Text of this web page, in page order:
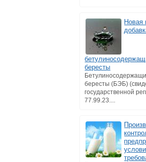
Новая
бересты
бересты (БЭБ)
государственной
77.99.23....